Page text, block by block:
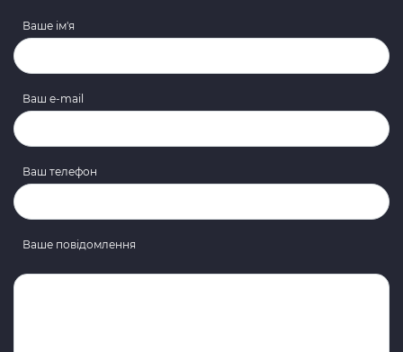
Ваше ім'я
Ваш e-mail
Ваш телефон
Ваше повідомлення